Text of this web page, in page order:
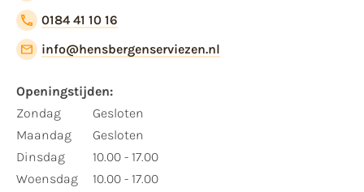
0184 41 10 16
info@hensbergenserviezen.nl
Openingstijden:​
​Zondag
Maandag
Dinsdag
Woensdag
Gesloten
Gesloten
10.00 - 17.00
10.00 - 17.00